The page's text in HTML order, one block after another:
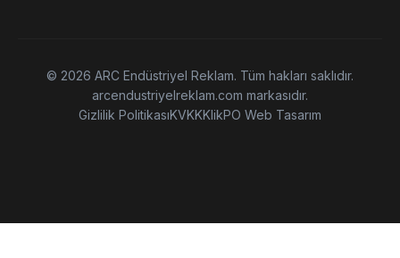
© 2026 ARC Endüstriyel Reklam. Tüm hakları saklıdır.
arcendustriyelreklam.com markasıdır.
Gizlilik PolitikasıKVKKKlikPO Web Tasarım